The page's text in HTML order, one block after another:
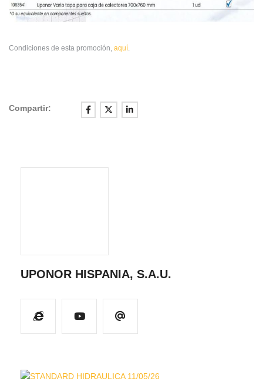
Condiciones de esta promoción, aquí.
Compartir:
UPONOR HISPANIA, S.A.U.